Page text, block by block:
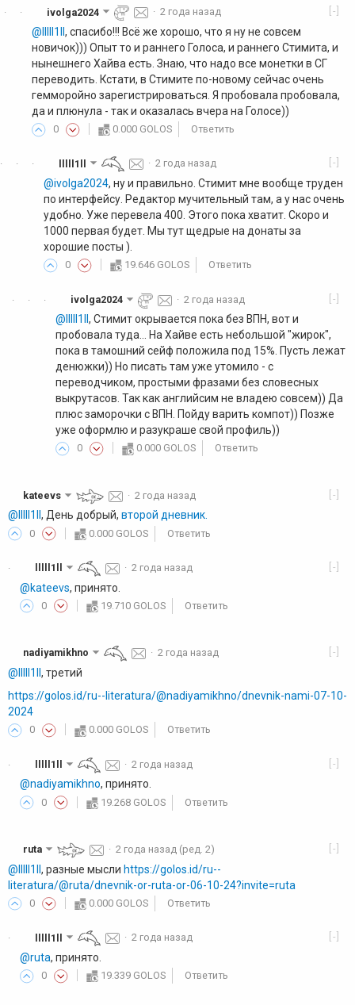
·
· [-]
ivolga2024 ·2 года назад
@lllll1ll , спасибо!!! Всё же хорошо, что я ну не совсем
новичок))) Опыт то и раннего Голоса, и раннего Стимита, и
нынешнего Хайва есть. Знаю, что надо все монетки в СГ
переводить. Кстати, в Стимите по-новому сейчас очень
гемморойно зарегистрироваться. Я пробовала пробовала,
да и плюнула - так и оказалась вчера на Голосе))
0 0.000 GOLOS Ответить
·
·
· [-]
lllll1ll ·2 года назад
@ivolga2024, ну и правильно. Стимит мне вообще труден
по интерфейсу. Редактор мучительный там, а у нас очень
удобно. Уже перевела 400. Этого пока хватит. Скоро и
1000 первая будет. Мы тут щедрые на донаты за
хорошие посты ).
0 19.646 GOLOS Ответить
·
·
· [-]
ivolga2024 ·2 года назад
@lllll1ll , Стимит окрывается пока без ВПН, вот и
пробовала туда... На Хайве есть небольшой "жирок",
пока в тамошний сейф положила под 15%. Пусть лежат
денюжки)) Но писать там уже утомило - с
переводчиком, простыми фразами без словесных
выкрутасов. Так как английсим не владею совсем)) Да
плюс заморочки с ВПН. Пойду варить компот)) Позже
уже оформлю и разукраше свой профиль))
0 0.000 GOLOS Ответить
[-]
kateevs · 2 года назад
@lllll1ll , День добрый, второй дневник.
0 0.000 GOLOS Ответить
· [-]
lllll1ll ·2 года назад
@kateevs, принято.
0 19.710 GOLOS Ответить
[-]
nadiyamikhno ·2 года назад
@lllll1ll , третий
https://golos.id/ru--literatura/@nadiyamikhno/dnevnik-nami-07-10-
2024
0 0.000 GOLOS Ответить
· [-]
lllll1ll ·2 года назад
@nadiyamikhno, принято.
0 19.268 GOLOS Ответить
[-]
ruta · 2 года назад(ред. 2)
@lllll1ll , разные мысли https://golos.id/ru--
literatura/@ruta/dnevnik-or-ruta-or-06-10-24?invite=ruta
0 0.000 GOLOS Ответить
· [-]
lllll1ll ·2 года назад
@ruta, принято.
0 19.339 GOLOS Ответить